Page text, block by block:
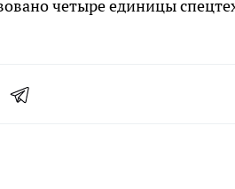
четыре единицы